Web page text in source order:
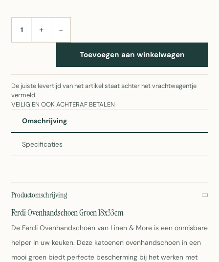
AANTAL+ −
Toevoegen aan winkelwagen
De juiste levertijd van het artikel staat achter het vrachtwagentje
vermeld.
VEILIG EN OOK ACHTERAF BETALEN
Omschrijving
Specificaties
Productomschrijving
Ferdi Ovenhandschoen Groen 18x33cm
De Ferdi Ovenhandschoen van Linen & More is een onmisbare
helper in uw keuken. Deze katoenen ovenhandschoen in een
mooi groen biedt perfecte bescherming bij het werken met